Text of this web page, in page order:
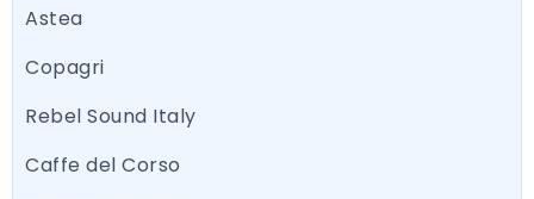
Astea
Copagri
Rebel Sound Italy
Caffe del Corso